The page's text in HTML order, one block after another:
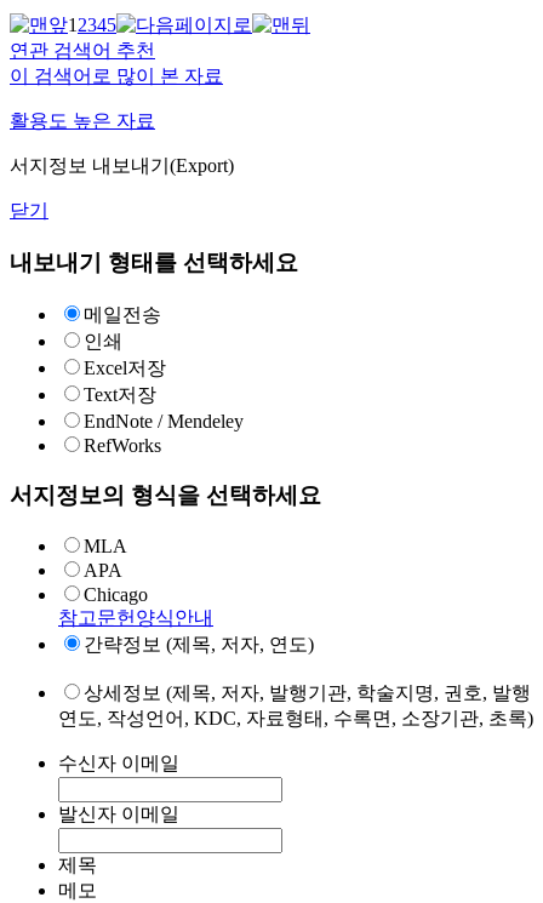
12345
연관 검색어 추천
이 검색어로 많이 본 자료
활용도 높은 자료
서지정보 내보내기(Export)
닫기
내보내기 형태를 선택하세요
메일전송
인쇄
Excel저장
Text저장
EndNote / Mendeley
RefWorks
서지정보의 형식을 선택하세요
MLA
APA
Chicago
참고문헌양식안내
간략정보 (제목, 저자, 연도)
상세정보 (제목, 저자, 발행기관, 학술지명, 권호, 발행
연도, 작성언어, KDC, 자료형태, 수록면, 소장기관, 초록)
수신자 이메일
발신자 이메일
제목
메모